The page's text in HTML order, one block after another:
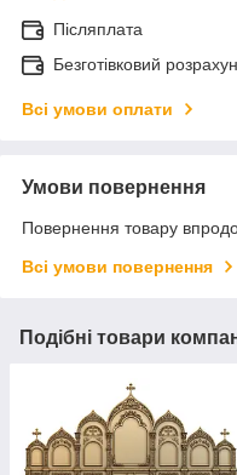
Післяплата
Безготівковий
Всі умови оплати
Умови повернення
Повернення товару
Всі умови повернення
Подібні товари